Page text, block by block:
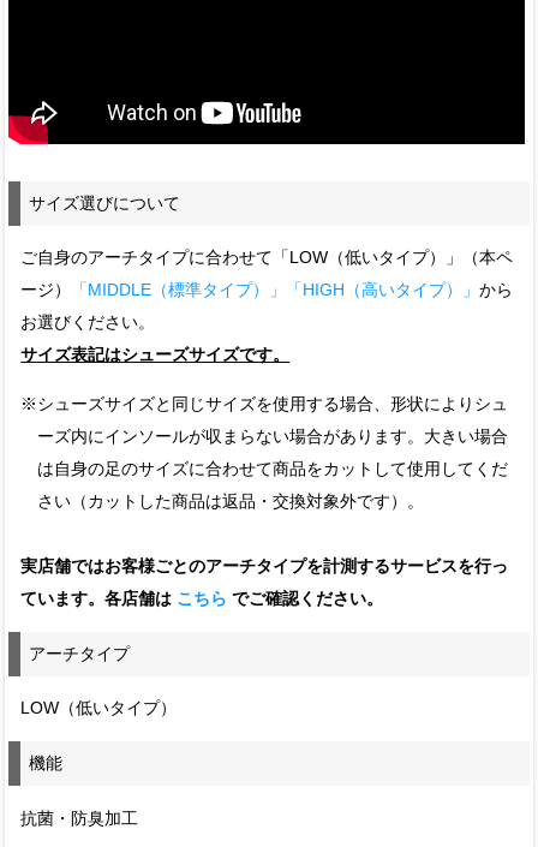
サイズ選びについて
ご自身のアーチタイプに合わせて「LOW（低いタイプ）」（本ペ
ージ）
「MIDDLE（標準タイプ）」 「HIGH（高いタイプ）」から
お選びください。
サイズ表記はシューズサイズです。
※シューズサイズと同じサイズを使用する場合、形状によりシュ
ーズ内にインソールが収まらない場合があります。大きい場合
は自身の足のサイズに合わせて商品をカットして使用してくだ
さい（カットした商品は返品・交換対象外です）。
実店舗ではお客様ごとのアーチタイプを計測するサービスを行っ
ています。各店舗は こちら でご確認ください。
アーチタイプ
LOW（低いタイプ）
機能
抗菌・防臭加工